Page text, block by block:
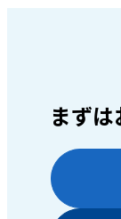
まず